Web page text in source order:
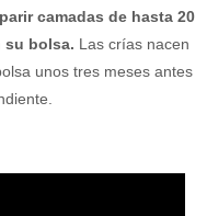
parir camadas de hasta 20
su bolsa. Las crías nacen
unos tres meses antes